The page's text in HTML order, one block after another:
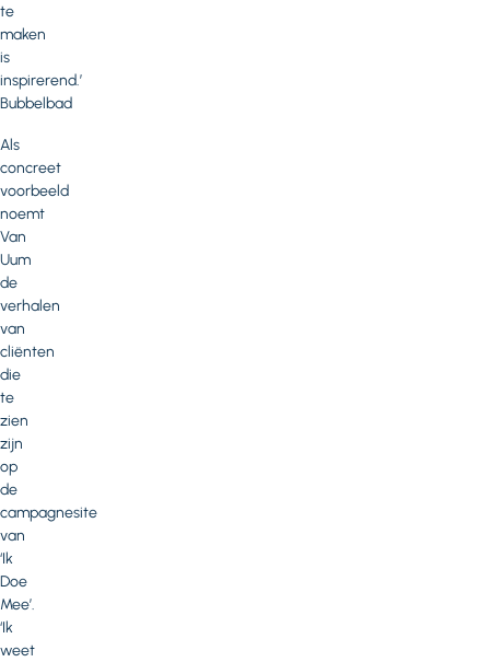
te
maken
is
inspirerend.’
Bubbelbad
Als
concreet
voorbeeld
noemt
Van
Uum
de
verhalen
van
cliënten
die
te
zien
zijn
op
de
campagnesite
van
‘Ik
Doe
Mee’.
‘Ik
weet